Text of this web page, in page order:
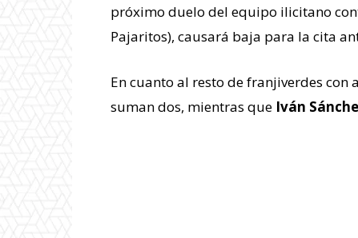
próximo duelo del equipo ilicitano
Pajaritos), causará baja para la cita
En cuanto al resto de franjiverdes con
suman dos, mientras que Iván